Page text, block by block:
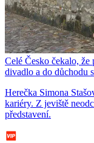
Celé Česko čekalo, že
divadlo a do důchodu
Herečka Simona
kariéry. Z jeviště
představení.